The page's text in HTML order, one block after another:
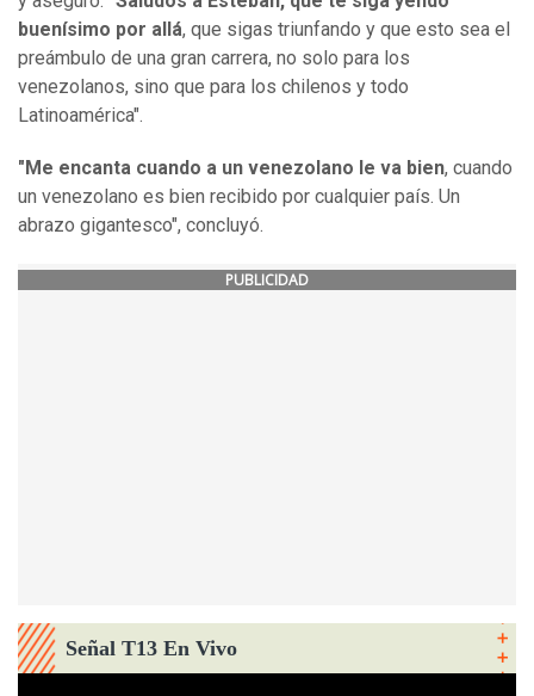
buenísimo por allá, que sigas triunfando y que esto sea el
preámbulo de una gran carrera, no solo para los
venezolanos, sino que para los chilenos y todo
Latinoamérica".
"Me encanta cuando a un venezolano le va bien, cuando
un venezolano es bien recibido por cualquier país. Un
abrazo gigantesco", concluyó.
PUBLICIDAD
Señal T13 En Vivo